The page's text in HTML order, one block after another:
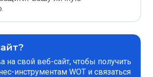
на свой веб-сайт, чтобы получить
инструментам WOT и связаться